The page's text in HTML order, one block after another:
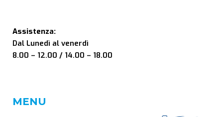
Assistenza:
Dal Lunedì al venerdì
8.00 – 12.00 / 14.00 – 18.00
MENU